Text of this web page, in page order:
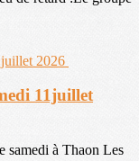
11juillet
samedi à Thaon Les